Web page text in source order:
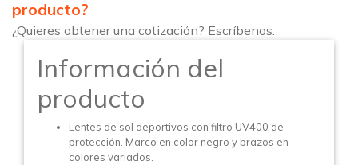
producto?
¿Quieres obtener una cotización? Escríbenos:
Información del
producto
Lentes de sol deportivos con filtro UV400 de
protección. Marco en color negro y brazos en
colores variados.